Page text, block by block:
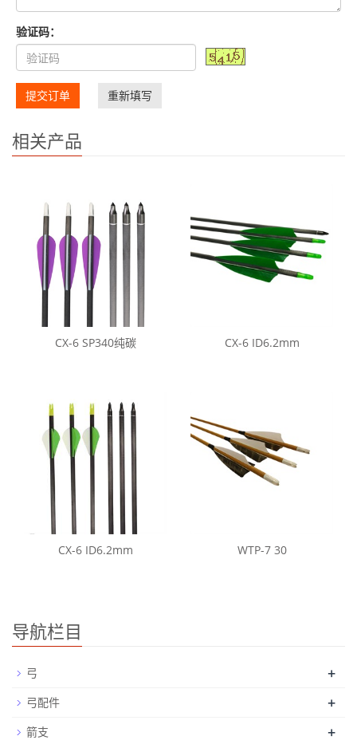
验证码：
提交订单 重新填写
相关产品
CX-6 SP340纯碳 CX-6 ID6.2mm
CX-6 ID6.2mm WTP-7 30
导航栏目
弓 +
弓配件 +
箭支 +